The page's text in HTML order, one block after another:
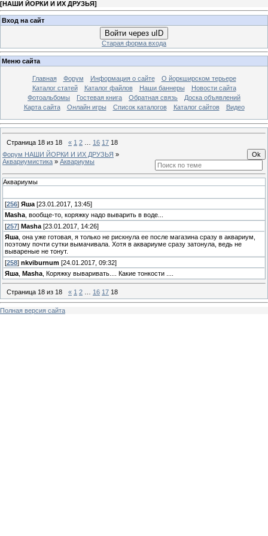
[НАШИ ЙОРКИ И ИХ ДРУЗЬЯ]
Вход на сайт
Войти через uID
Старая форма входа
Меню сайта
Главная Форум Информация о сайте
О йоркширском терьере
Каталог статей
Каталог файлов Наши баннеры
Новости сайта
Фотоальбомы
Гостевая книга Обратная связь
Доска объявлений
Карта сайта
Онлайн игры Список каталогов Каталог сайтов Видео
Страница 18 из 18 « 1 2 16 17 18
Форум НАШИ ЙОРКИ И ИХ ДРУЗЬЯ »
Аквариумистика » Аквариумы
Аквариумы
[256] Яша [23.01.2017, 13:45]
Masha , вообще-то, коряжку надо выварить в воде...
[257] Masha [23.01.2017, 14:26]
Яша , она уже готовая, я только не рискнула ее после магазина сразу в аквариум,
поэтому почти сутки вымачивала. Хотя в аквариуме сразу затонула, ведь не
вывареные не тонут.
[258] nkviburnum [24.01.2017, 09:32]
Яша
Masha , Коряжку вываривать.... Какие тонкости ....
Страница 18 из 18 « 1 2 16 17 18
Полная версия сайта